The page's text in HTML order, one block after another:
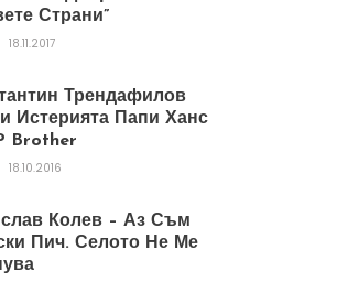
Страни”
18.11.2017
Трендафилов
Истерията Папи Ханс
Brother
18.10.2016
Колев – Аз Съм
Пич. Селото Не Ме